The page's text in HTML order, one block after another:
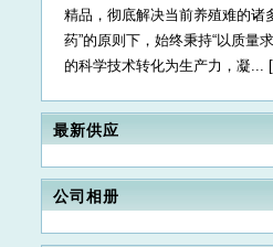
精品，彻底解决当前养殖难的诸
药”的原则下，始终秉持“以质量
的科学技术转化为生产力，凝... [
最新供应
公司相册